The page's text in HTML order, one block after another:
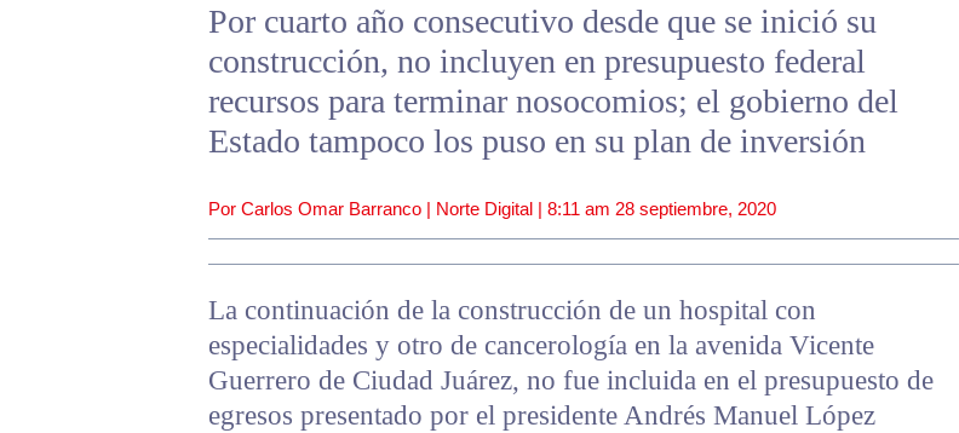
Por cuarto año consecutivo desde que se inició su
construcción, no incluyen en presupuesto federal
recursos para terminar nosocomios; el gobierno del
Estado tampoco los puso en su plan de inversión
Por Carlos Omar Barranco | Norte Digital | 8:11 am 28 septiembre, 2020
La continuación de la construcción de un hospital con
especialidades y otro de cancerología en la avenida Vicente
Guerrero de Ciudad Juárez, no fue incluida en el presupuesto de
egresos presentado por el presidente Andrés Manuel López